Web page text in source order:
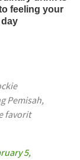
Pemisah,
favorit
5,